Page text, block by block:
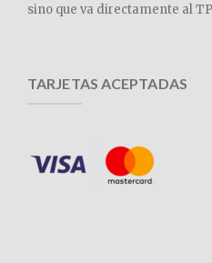
sino que va directamente al
TARJETAS ACEPTADAS